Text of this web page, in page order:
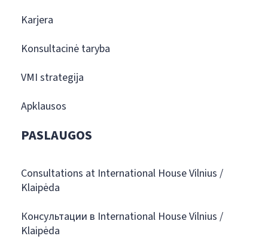
Karjera
Konsultacinė taryba
VMI strategija
Apklausos
PASLAUGOS
Consultations at International House Vilnius /
Klaipėda
Консультации в International House Vilnius /
Klaipėda